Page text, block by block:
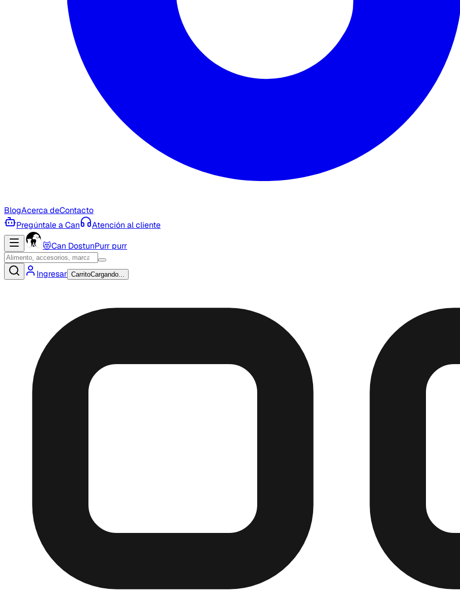
BlogAcerca deContacto
Pregúntale a Can
Atención al cliente
😻Can DostunPurr purr
Ingresar CarritoCargando...